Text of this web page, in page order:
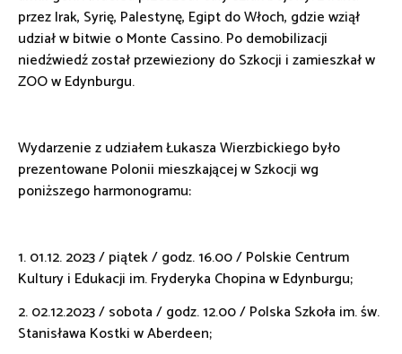
przez Irak, Syrię, Palestynę, Egipt do Włoch, gdzie wziął
udział w bitwie o Monte Cassino. Po demobilizacji
niedźwiedź został przewieziony do Szkocji i zamieszkał w
ZOO w Edynburgu.
Wydarzenie z udziałem Łukasza Wierzbickiego było
prezentowane Polonii mieszkającej w Szkocji wg
poniższego harmonogramu:
1. 01.12. 2023 / piątek / godz. 16.00 / Polskie Centrum
Kultury i Edukacji im. Fryderyka Chopina w Edynburgu;
2. 02.12.2023 / sobota / godz. 12.00 / Polska Szkoła im. św.
Stanisława Kostki w Aberdeen;